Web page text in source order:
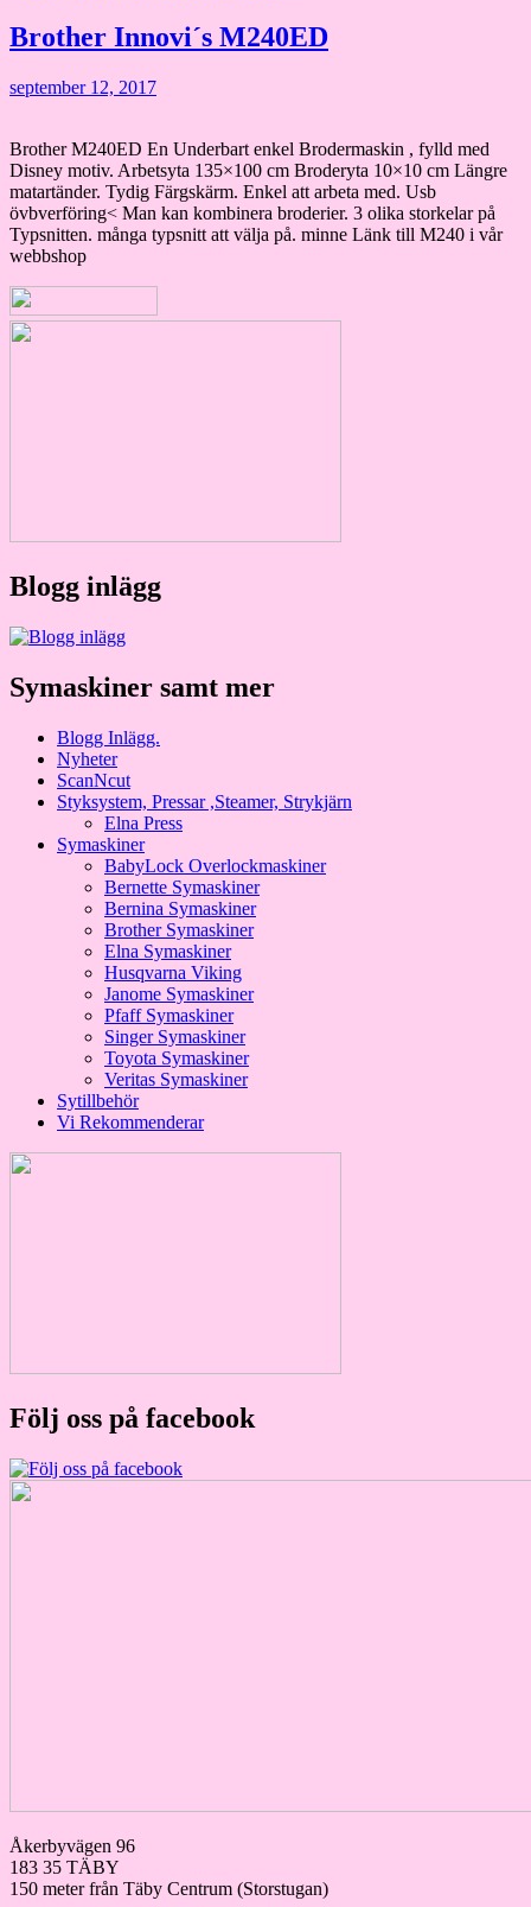
Brother Innovi´s M240ED
september 12, 2017
Brother M240ED En Underbart enkel Brodermaskin , fylld med
Disney motiv. Arbetsyta 135×100 cm Broderyta 10×10 cm Längre
matartänder. Tydig Färgskärm. Enkel att arbeta med. Usb
övbverföring< Man kan kombinera broderier. 3 olika storkelar på
Typsnitten. många typsnitt att välja på. minne Länk till M240 i vår
webbshop
Blogg inlägg
Symaskiner samt mer
Blogg Inlägg.
Nyheter
ScanNcut
Styksystem, Pressar ,Steamer, Strykjärn
Elna Press
Symaskiner
BabyLock Overlockmaskiner
Bernette Symaskiner
Bernina Symaskiner
Brother Symaskiner
Elna Symaskiner
Husqvarna Viking
Janome Symaskiner
Pfaff Symaskiner
Singer Symaskiner
Toyota Symaskiner
Veritas Symaskiner
Sytillbehör
Vi Rekommenderar
Följ oss på facebook
Åkerbyvägen 96
183 35 TÄBY
150 meter från Täby Centrum (Storstugan)